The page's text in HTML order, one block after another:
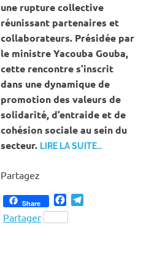
une rupture collective
réunissant partenaires et
collaborateurs. Présidée par
le ministre Yacouba Gouba,
cette rencontre s’inscrit
dans une dynamique de
promotion des valeurs de
solidarité, d’entraide et de
cohésion sociale au sein du
secteur. LIRE LA SUITE…
Partagez
Share Facebook
Partager